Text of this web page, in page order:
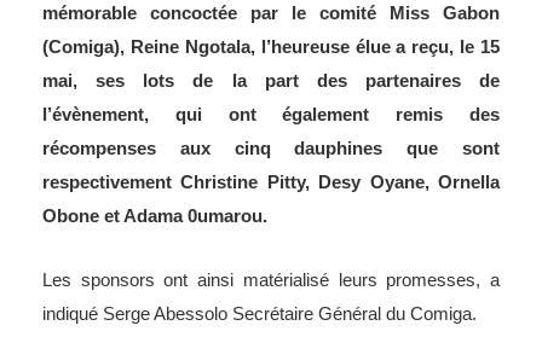
mémorable concoctée par le comité Miss Gabon
(Comiga), Reine Ngotala, l’heureuse élue a reçu, le 15
mai, ses lots de la part des partenaires de
l’évènement, qui ont également remis des
récompenses aux cinq dauphines que sont
respectivement Christine Pitty, Desy Oyane, Ornella
Obone et Adama 0umarou.
Les sponsors ont ainsi matérialisé leurs promesses, a
indiqué Serge Abessolo Secrétaire Général du Comiga.